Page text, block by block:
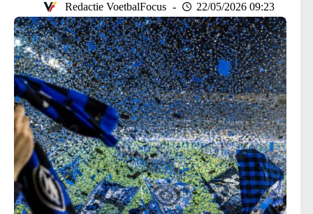
Redactie VoetbalFocus
22/05/2026 09:23